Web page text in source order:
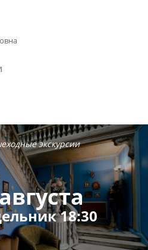
экскурсии
18:30